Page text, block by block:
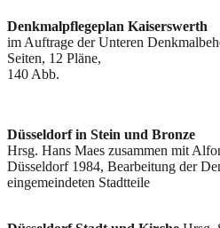
Denkmalpflegeplan Kaiserswerth
im Auftrage der Unteren
Seiten, 12 Pläne,
140 Abb.
Düsseldorf in Stein und Bronze
Hrsg. Hans Maes zusammen mit
Düsseldorf 1984, Bearbeitung der
eingemeindeten Stadtteile